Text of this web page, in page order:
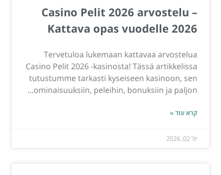
Casino Pelit 2026 arvostelu –
Kattava opas vuodelle 2026
Tervetuloa lukemaan kattavaa arvostelua
Casino Pelit 2026 -kasinosta! Tässä artikkelissa
tutustumme tarkasti kyseiseen kasinoon, sen
ominaisuuksiin, peleihin, bonuksiin ja paljon...
קרא עוד »
יול 02, 2026